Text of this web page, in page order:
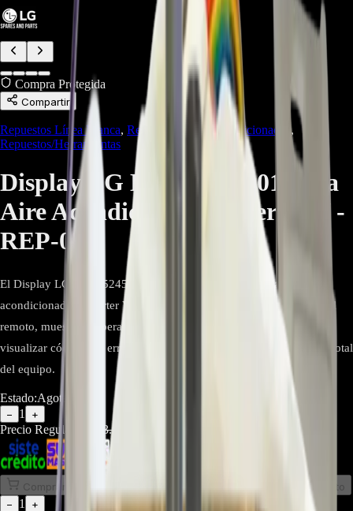
Compra Protegida
Compartir
Repuestos Línea Blanca, Repuestos Aires Acondicionados ,
Repuestos/Herramientas
Display LG EBR65245001 para
Aire Acondicionado Inverter V -
REP-026
El Display LG EBR65245001 es una tarjeta original para aires
acondicionados Inverter V tipo mini split. Recibe señales del control
remoto, muestra temperatura y modos en pantalla LED, y permite
visualizar códigos de error. Repuesto ideal para restaurar el control total
del equipo.
Estado:Agotado
− 1 +
Precio Regular: 123.000
Comprar en línea
Añadir al Carrito
−
1
+